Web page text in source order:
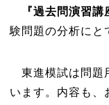
『過去問演習講
験問題の分析にと
東進模試は問題
います。内容も、